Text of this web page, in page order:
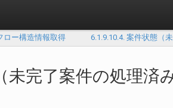
ロー構造情報取得 6.1.9.10.4. 案件状態（
未完了案件の処理済